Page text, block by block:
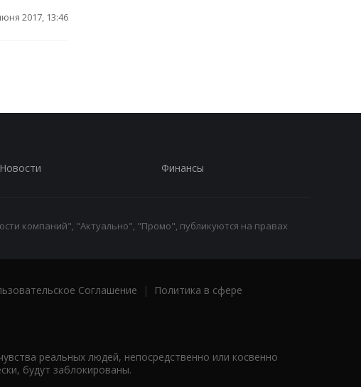
2017, 13:46
Новости Финансы
компаний", "Актуально", "Промо", публикуются на правах
Соглашение |
Политика в сфере
реальных людей, непосредственно или косвенно
будут заблокированы.